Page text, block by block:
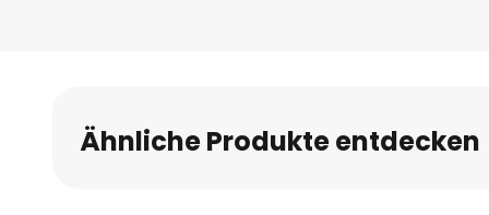
Ähnliche Produkte entdecken